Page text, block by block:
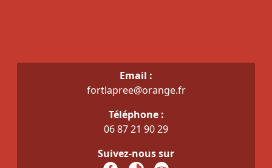
Email :
fortlapree@orange.fr
Téléphone :
06 87 21 90 29
Suivez-nous sur